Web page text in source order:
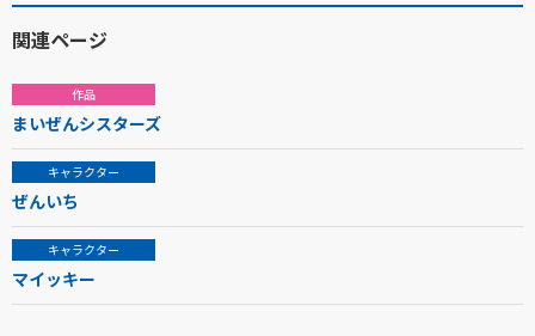
関連ページ
作品
まいぜんシスターズ
キャラクター
ぜんいち
キャラクター
マイッキー